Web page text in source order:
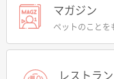
マガジン
ペットのことを
レストラン